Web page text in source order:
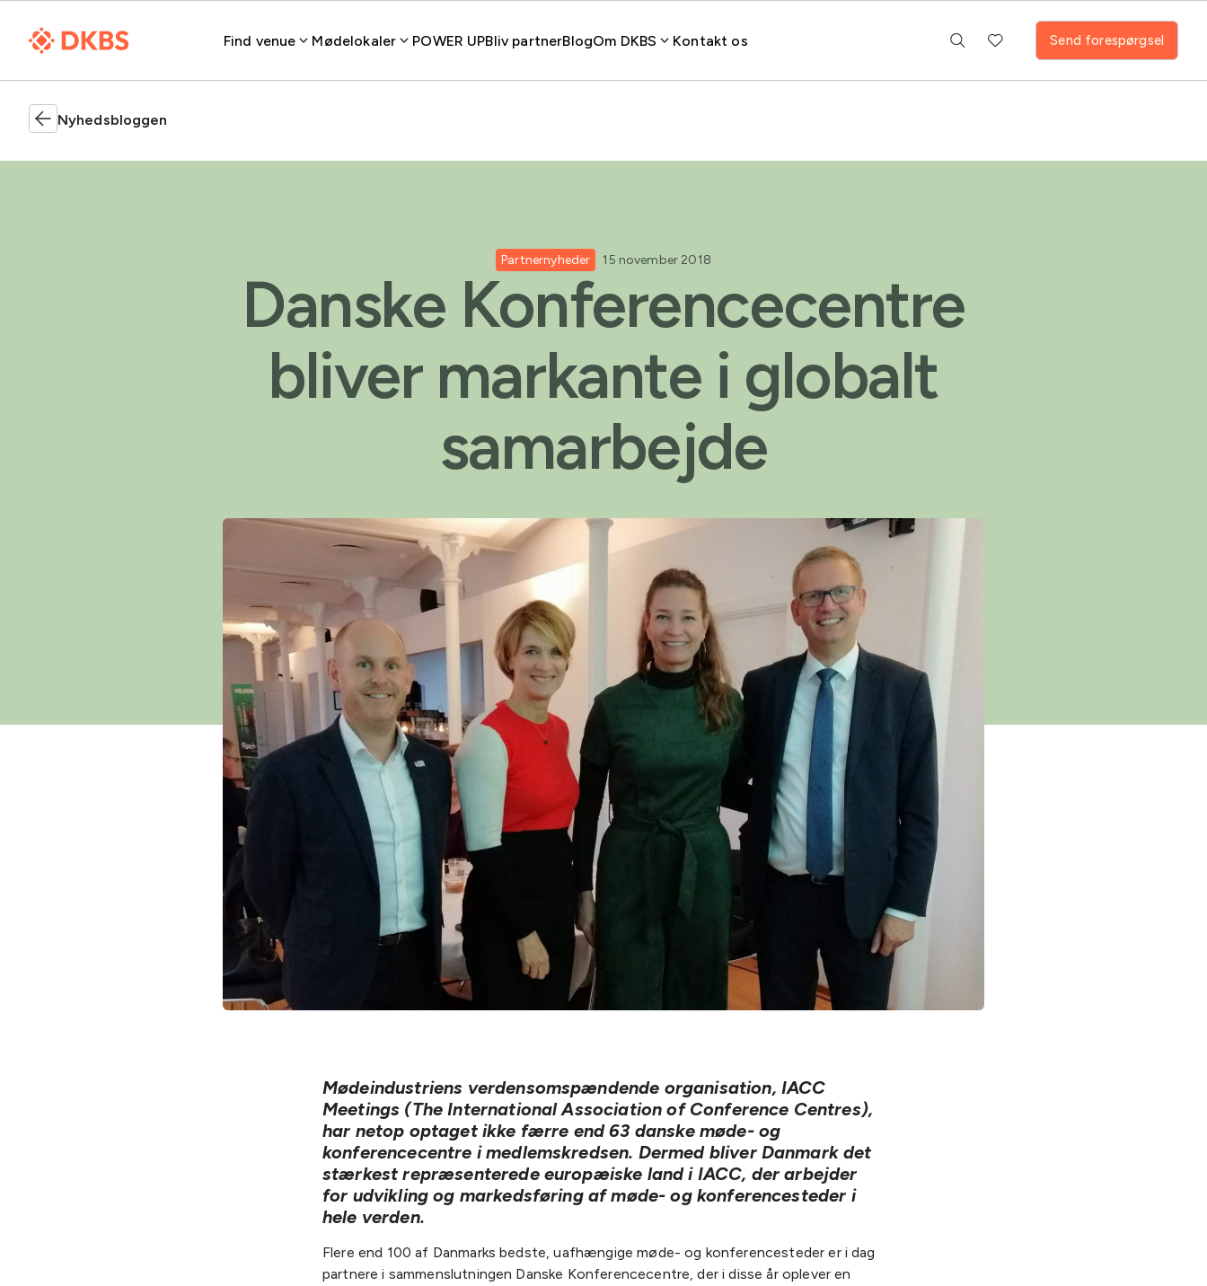
Find venue Mødelokaler POWER UPBliv partnerBlogOm DKBS Kontakt os Send forespørgsel
Nyhedsbloggen
Partnernyheder 15 november 2018
Danske Konferencecentre
bliver markante i globalt
samarbejde
Mødeindustriens verdensomspændende organisation, IACC
Meetings (The International Association of Conference Centres),
har netop optaget ikke færre end 63 danske møde- og
konferencecentre i medlemskredsen. Dermed bliver Danmark det
stærkest repræsenterede europæiske land i IACC, der arbejder
for udvikling og markedsføring af møde- og konferencesteder i
hele verden.
Flere end 100 af Danmarks bedste, uafhængige møde- og konferencesteder er i dag
partnere i sammenslutningen Danske Konferencecentre, der i disse år oplever en